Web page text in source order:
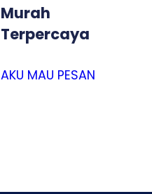
Murah
Terpercaya
AKU MAU PESAN